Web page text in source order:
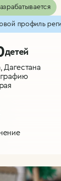
профиль
детей